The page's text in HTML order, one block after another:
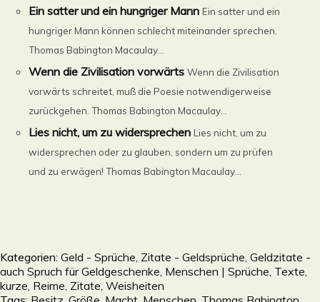
Ein satter und ein hungriger Mann Ein satter und ein
hungriger Mann können schlecht miteinander sprechen.
Thomas Babington Macaulay...
Wenn die Zivilisation vorwärts Wenn die Zivilisation
vorwärts schreitet, muß die Poesie notwendigerweise
zurückgehen. Thomas Babington Macaulay...
Lies nicht, um zu widersprechen Lies nicht, um zu
widersprechen oder zu glauben, sondern um zu prüfen
und zu erwägen! Thomas Babington Macaulay...
Kategorien: Geld - Sprüche, Zitate - Geldsprüche, Geldzitate -
auch Spruch für Geldgeschenke Menschen | Sprüche, Texte,
kurze, Reime, Zitate, Weisheiten